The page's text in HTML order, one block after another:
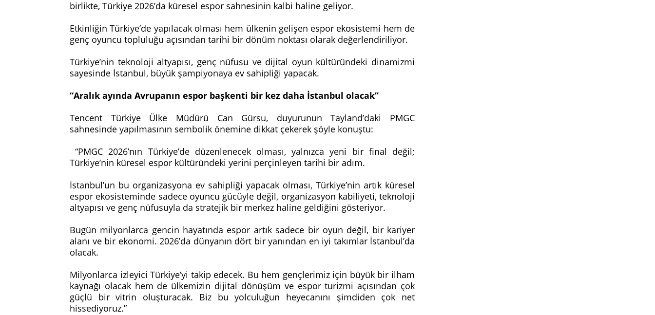
birlikte, Türkiye 2026’da küresel espor sahnesinin kalbi haline geliyor.
Etkinliğin Türkiye’de yapılacak olması hem ülkenin gelişen espor ekosistemi hem de
genç oyuncu topluluğu açısından tarihi bir dönüm noktası olarak değerlendiriliyor.
Türkiye’nin teknoloji altyapısı, genç nüfusu ve dijital oyun kültüründeki dinamizmi
sayesinde İstanbul, büyük şampiyonaya ev sahipliği yapacak.
“Aralık ayında Avrupanın espor başkenti bir kez daha İstanbul olacak”
Tencent Türkiye Ülke Müdürü Can Gürsu, duyurunun Tayland’daki PMGC
sahnesinde yapılmasının sembolik önemine dikkat çekerek şöyle konuştu:
“PMGC 2026’nın Türkiye’de düzenlenecek olması, yalnızca yeni bir final değil;
Türkiye’nin küresel espor kültüründeki yerini perçinleyen tarihi bir adım.
İstanbul’un bu organizasyona ev sahipliği yapacak olması, Türkiye’nin artık küresel
espor ekosisteminde sadece oyuncu gücüyle değil, organizasyon kabiliyeti, teknoloji
altyapısı ve genç nüfusuyla da stratejik bir merkez haline geldiğini gösteriyor.
Bugün milyonlarca gencin hayatında espor artık sadece bir oyun değil, bir kariyer
alanı ve bir ekonomi. 2026’da dünyanın dört bir yanından en iyi takımlar İstanbul’da
olacak.
Milyonlarca izleyici Türkiye’yi takip edecek. Bu hem gençlerimiz için büyük bir ilham
kaynağı olacak hem de ülkemizin dijital dönüşüm ve espor turizmi açısından çok
güçlü bir vitrin oluşturacak. Biz bu yolculuğun heyecanını şimdiden çok net
hissediyoruz.”